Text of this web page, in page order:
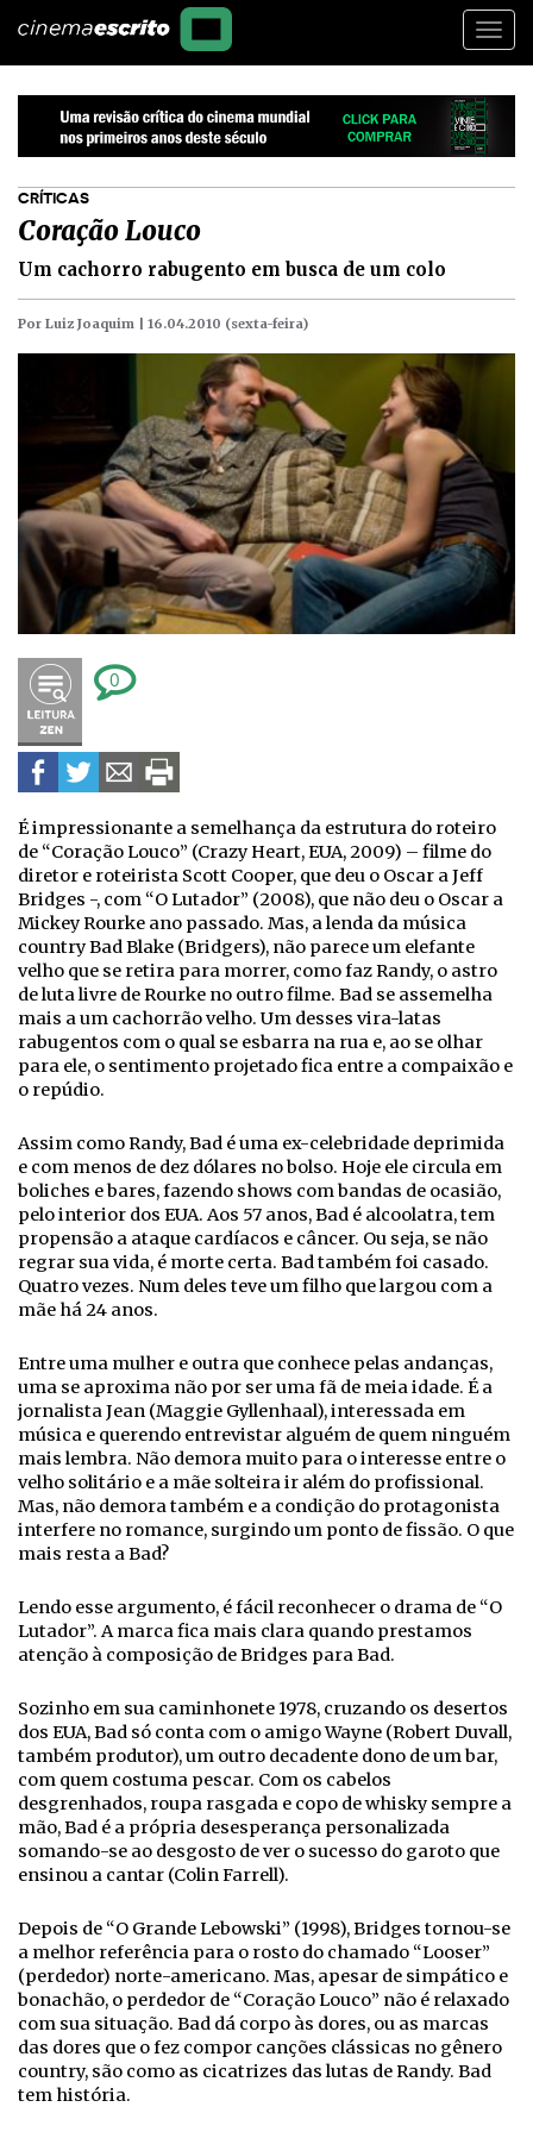
CRÍTICAS
Coração Louco
Um cachorro rabugento em busca de um colo
Por Luiz Joaquim | 16.04.2010 (sexta-feira)
0
É impressionante a semelhança da estrutura do roteiro
de “Coração Louco” (Crazy Heart, EUA, 2009) – filme do
diretor e roteirista Scott Cooper, que deu o Oscar a Jeff
Bridges -, com “O Lutador” (2008), que não deu o Oscar a
Mickey Rourke ano passado. Mas, a lenda da música
country Bad Blake (Bridgers), não parece um elefante
velho que se retira para morrer, como faz Randy, o astro
de luta livre de Rourke no outro filme. Bad se assemelha
mais a um cachorrão velho. Um desses vira-latas
rabugentos com o qual se esbarra na rua e, ao se olhar
para ele, o sentimento projetado fica entre a compaixão e
o repúdio.
Assim como Randy, Bad é uma ex-celebridade deprimida
e com menos de dez dólares no bolso. Hoje ele circula em
boliches e bares, fazendo shows com bandas de ocasião,
pelo interior dos EUA. Aos 57 anos, Bad é alcoolatra, tem
propensão a ataque cardíacos e câncer. Ou seja, se não
regrar sua vida, é morte certa. Bad também foi casado.
Quatro vezes. Num deles teve um filho que largou com a
mãe há 24 anos.
Entre uma mulher e outra que conhece pelas andanças,
uma se aproxima não por ser uma fã de meia idade. É a
jornalista Jean (Maggie Gyllenhaal), interessada em
música e querendo entrevistar alguém de quem ninguém
mais lembra. Não demora muito para o interesse entre o
velho solitário e a mãe solteira ir além do profissional.
Mas, não demora também e a condição do protagonista
interfere no romance, surgindo um ponto de fissão. O que
mais resta a Bad?
Lendo esse argumento, é fácil reconhecer o drama de “O
Lutador”. A marca fica mais clara quando prestamos
atenção à composição de Bridges para Bad.
Sozinho em sua caminhonete 1978, cruzando os desertos
dos EUA, Bad só conta com o amigo Wayne (Robert Duvall,
também produtor), um outro decadente dono de um bar,
com quem costuma pescar. Com os cabelos
desgrenhados, roupa rasgada e copo de whisky sempre a
mão, Bad é a própria desesperança personalizada
somando-se ao desgosto de ver o sucesso do garoto que
ensinou a cantar (Colin Farrell).
Depois de “O Grande Lebowski” (1998), Bridges tornou-se
a melhor referência para o rosto do chamado “Looser”
(perdedor) norte-americano. Mas, apesar de simpático e
bonachão, o perdedor de “Coração Louco” não é relaxado
com sua situação. Bad dá corpo às dores, ou as marcas
das dores que o fez compor canções clássicas no gênero
country, são como as cicatrizes das lutas de Randy. Bad
tem história.